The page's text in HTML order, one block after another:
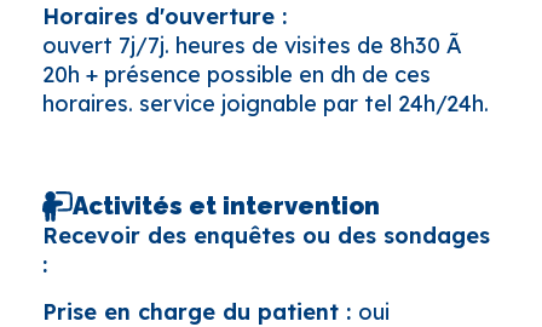
Horaires d'ouverture :
ouvert 7j/7j. heures de visites de 8h30 Ã
20h + présence possible en dh de ces
horaires. service joignable par tel 24h/24h.
Activités et intervention
Recevoir des enquêtes ou des sondages
:
Prise en charge du patient : oui